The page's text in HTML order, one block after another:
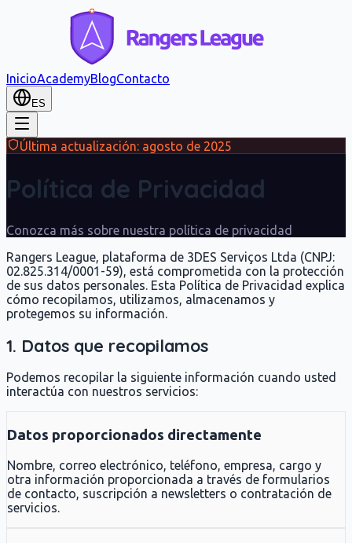
InicioAcademyBlogContacto
ES
Última actualización: agosto de 2025
Política de Privacidad
Conozca más sobre nuestra política de privacidad
Rangers League, plataforma de 3DES Serviços Ltda (CNPJ:
02.825.314/0001-59), está comprometida con la protección
de sus datos personales. Esta Política de Privacidad explica
cómo recopilamos, utilizamos, almacenamos y
protegemos su información.
1. Datos que recopilamos
Podemos recopilar la siguiente información cuando usted
interactúa con nuestros servicios:
Datos proporcionados directamente
Nombre, correo electrónico, teléfono, empresa, cargo y
otra información proporcionada a través de formularios
de contacto, suscripción a newsletters o contratación de
servicios.